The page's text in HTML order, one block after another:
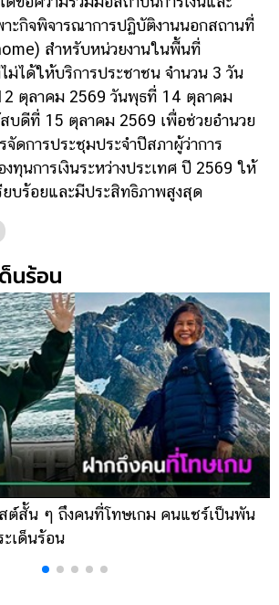
าะกิจพิจารณาการปฏิบัติงานนอกสถานที่
สำหรับหน่วยงานในพื้นที่
ม่ได้ให้บริการประชาชน จำนวน 3 วัน
ตุลาคม 2569 วันพุธที่ 14 ตุลาคม
บดีที่ 15 ตุลาคม 2569 เพื่อช่วยอำนวย
จัดการประชุมประจำปีสภาผู้ว่าการ
ทุนการเงินระหว่างประเทศ ปี 2569 ให้
ยบร้อยและมีประสิทธิภาพสูงสุด
นร้อน
ต์สั้น ๆ ถึงคนที่โทษเกม คนแชร์เป็นพัน
เด็นร้อน